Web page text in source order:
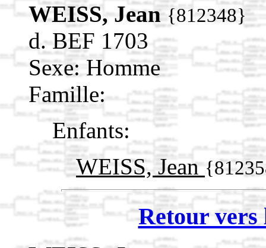
WEISS, Jean{812348}
d. BEF 1703
Sexe: Homme
Famille:
Enfants:
WEISS, Jean
Retour vers